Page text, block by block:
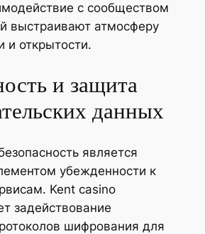
с сообществом
выстраивают атмосферу
и открытости.
и защита
данных
является
убежденности к
Kent casino
задействование
шифрования для